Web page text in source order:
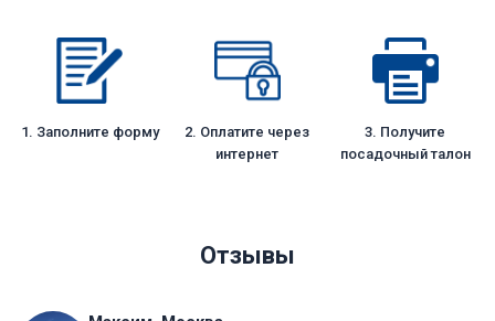
1. Заполните форму
2. Оплатите через
интернет
3. Получите
посадочный талон
Отзывы